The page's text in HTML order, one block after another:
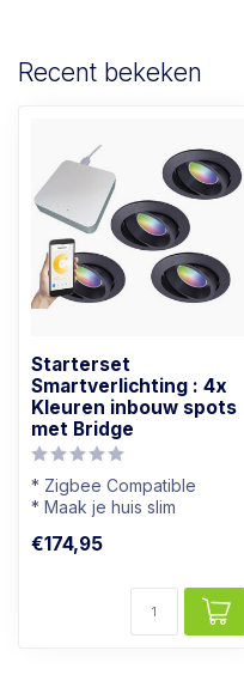
Recent bekeken
Starterset
Smartverlichting : 4x
Kleuren inbouw spots
met Bridge
* Zigbee Compatible
* Maak je huis slim
€174,95